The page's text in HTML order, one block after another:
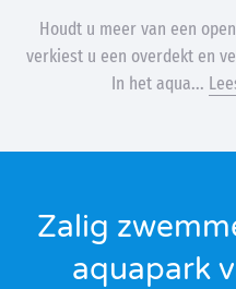
Houdt u meer van een
verkiest u een overdekt en
In het aqua...
Zalig
aquapark